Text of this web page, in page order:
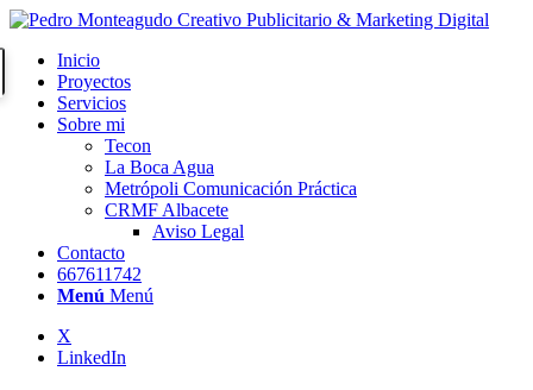
Inicio
Proyectos
Servicios
Sobre mi
Tecon
La Boca Agua
Metrópoli Comunicación Práctica
CRMF Albacete
Aviso Legal
Contacto
667611742
Menú Menú
X
LinkedIn